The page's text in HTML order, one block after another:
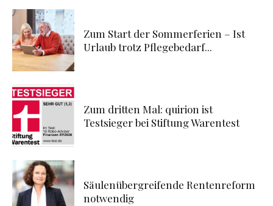
Zum Start der Sommerferien – Ist
Urlaub trotz Pflegebedarf...
Zum dritten Mal: quirion ist
Testsieger bei Stiftung Warentest
Säulenübergreifende Rentenreform
notwendig